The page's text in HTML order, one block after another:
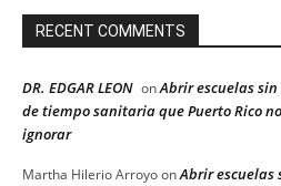
RECENT COMMENTS
DR. EDGAR LEON onAbrir escuelas
de tiempo sanitaria que Puerto Rico
ignorar
Martha Hilerio ArroyoonAbrir